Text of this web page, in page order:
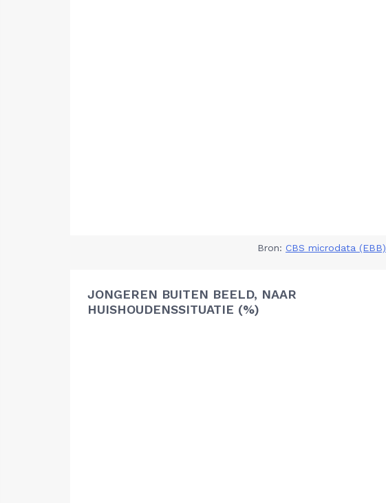
Bron: CBS microdata (EBB)
JONGEREN BUITEN BEELD, NAAR
HUISHOUDENSSITUATIE (%)